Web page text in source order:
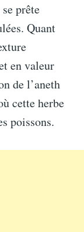
prête
Quant
en valeur
de l’aneth
cette herbe
poissons.